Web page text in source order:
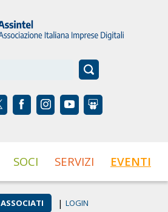
SOCI SERVIZI EVENTI
ASSOCIATI | LOGIN